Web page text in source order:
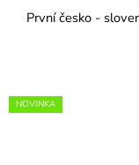
První česko -
NOVINKA